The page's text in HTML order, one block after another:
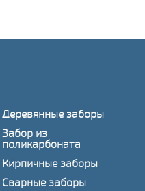
Деревянные заборы
Забор из
поликарбоната
Кирпичные заборы
Сварные заборы